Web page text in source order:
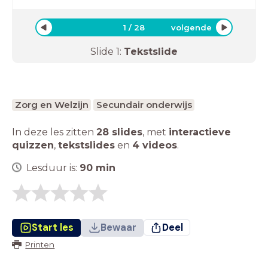
1 /28 volgende
Slide 1: Tekstslide
Zorg en Welzijn Secundair onderwijs
In deze les zitten 28 slides, met interactieve
quizzen, tekstslides en 4 videos.
Lesduur is: 90 min
Start les Bewaar Deel
Printen